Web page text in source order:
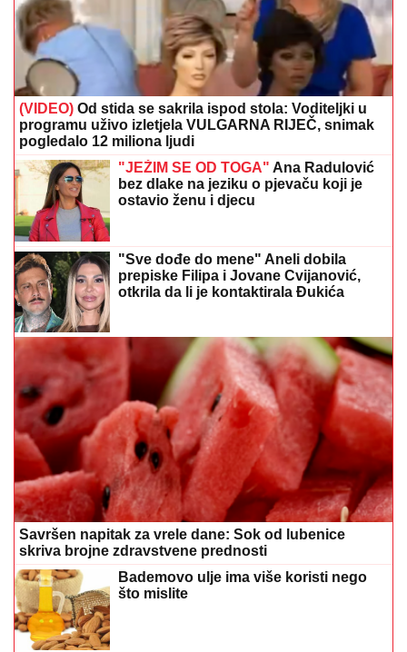
(VIDEO) Od stida se sakrila ispod stola: Voditeljki u
programu uživo izletjela VULGARNA RIJEČ, snimak
pogledalo 12 miliona ljudi
"JEŽIM SE OD TOGA" Ana Radulović
bez dlake na jeziku o pjevaču koji je
ostavio ženu i djecu
"Sve dođe do mene" Aneli dobila
prepiske Filipa i Jovane Cvijanović,
otkrila da li je kontaktirala Đukića
Savršen napitak za vrele dane: Sok od lubenice
skriva brojne zdravstvene prednosti
Bademovo ulje ima više koristi nego
što mislite